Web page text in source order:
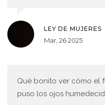
LEY DE MUJERES
Mar, 26 2025
Qué bonito ver cómo el
puso los ojos